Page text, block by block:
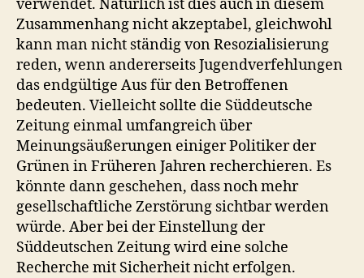
verwendet. Natürlich ist dies auch in diesem
Zusammenhang nicht akzeptabel, gleichwohl
kann man nicht ständig von Resozialisierung
reden, wenn andererseits Jugendverfehlungen
das endgültige Aus für den Betroffenen
bedeuten. Vielleicht sollte die Süddeutsche
Zeitung einmal umfangreich über
Meinungsäußerungen einiger Politiker der
Grünen in Früheren Jahren recherchieren. Es
könnte dann geschehen, dass noch mehr
gesellschaftliche Zerstörung sichtbar werden
würde. Aber bei der Einstellung der
Süddeutschen Zeitung wird eine solche
Recherche mit Sicherheit nicht erfolgen.